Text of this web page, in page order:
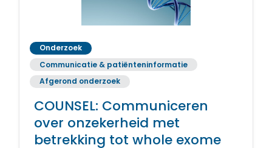
Onderzoek
Communicatie & patiënteninformatie
Afgerond onderzoek
COUNSEL: Communiceren
over onzekerheid met
betrekking tot whole exome